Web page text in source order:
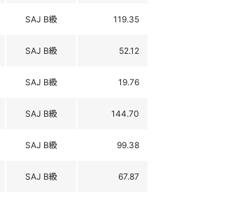
SAJ B級 119.35
SAJ B級 52.12
SAJ B級 19.76
SAJ B級 144.70
SAJ B級 99.38
SAJ B級 67.87